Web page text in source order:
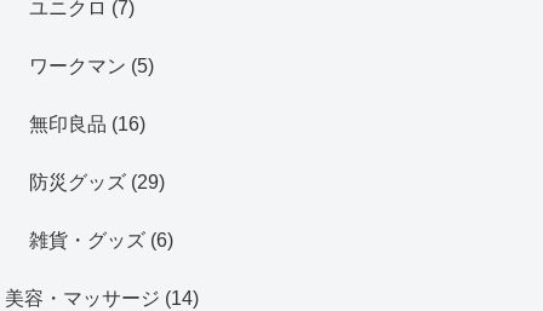
ユニクロ (7)
ワークマン (5)
無印良品 (16)
防災グッズ (29)
雑貨・グッズ (6)
美容・マッサージ (14)